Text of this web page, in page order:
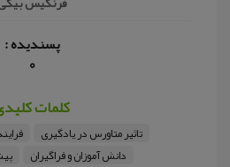
پسندیده :
0
کلمات
تاثیر متاورس در یادگیری
دانش آموزان و فراگیران